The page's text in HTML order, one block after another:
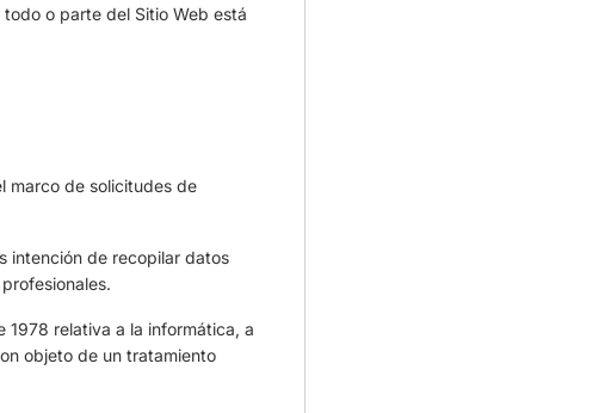
o parte del Sitio Web está
marco de solicitudes de
intención de recopilar datos
1978 relativa a la informática, a
objeto de un tratamiento